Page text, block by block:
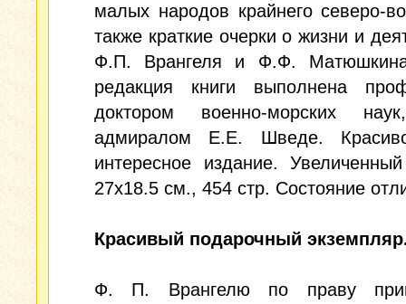
малых народов крайнего северо-
также краткие очерки о жизни и
Ф.П. Врангеля и Ф.Ф.
редакция книги выполнена
доктором военно-морских
адмиралом Е.Е. Шведе.
интересное издание.
27х18.5 см., 454 стр. Состояние
Красивый подарочный
Ф. П. Врангелю по праву